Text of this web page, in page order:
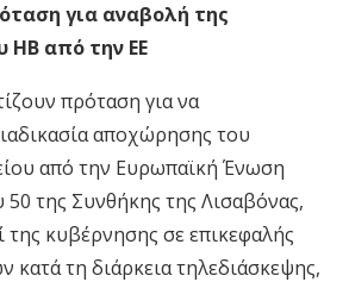
για αναβολή της
ΗΒ από την ΕΕ
πρόταση για να
αποχώρησης του
από την Ευρωπαϊκή Ένωση
της Συνθήκης της Λισαβόνας,
της κυβέρνησης σε επικεφαλής
κατά τη διάρκεια τηλεδιάσκεψης,